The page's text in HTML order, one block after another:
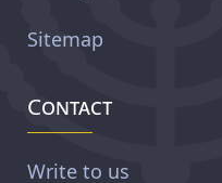
Sitemap
Contact
Write to us